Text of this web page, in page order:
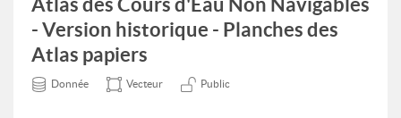
- Version historique - Planches des
Atlas papiers
Donnée Vecteur Public